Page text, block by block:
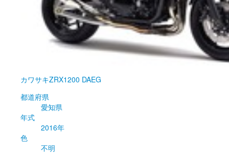
カワサキZRX1200 DAEG
都道府県
愛知県
年式
2016年
色
不明